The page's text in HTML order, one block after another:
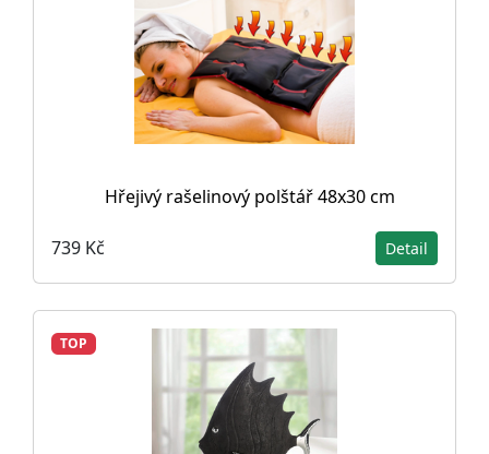
Hřejivý rašelinový polštář 48x30 cm
739 Kč Detail
TOP